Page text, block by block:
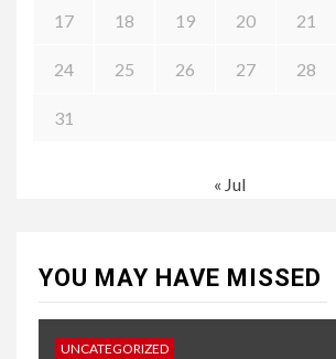
17 18 19 20 21
24 25 26 27 28
31
« Jul
YOU MAY HAVE MISSED
UNCATEGORIZED